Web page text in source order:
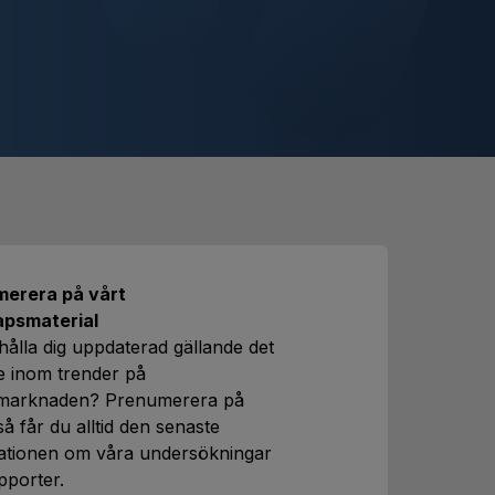
på vårt
dig uppdaterad gällande det
inom trender på
Prenumerera på
får du alltid den senaste
om våra undersökningar